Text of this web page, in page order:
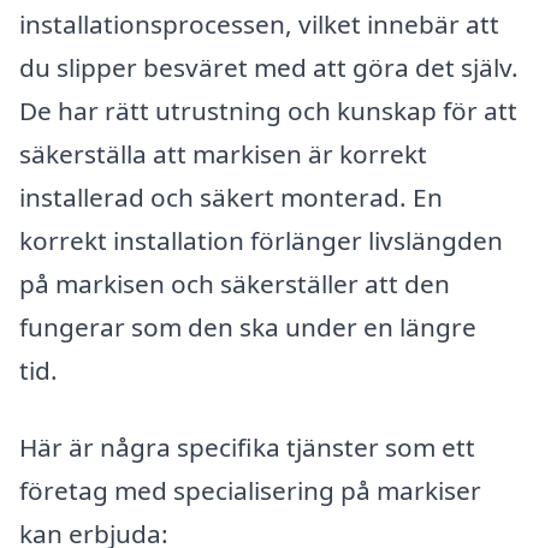
installationsprocessen, vilket innebär att
du slipper besväret med att göra det själv.
De har rätt utrustning och kunskap för att
säkerställa att markisen är korrekt
installerad och säkert monterad. En
korrekt installation förlänger livslängden
på markisen och säkerställer att den
fungerar som den ska under en längre
tid.
Här är några specifika tjänster som ett
företag med specialisering på markiser
kan erbjuda: